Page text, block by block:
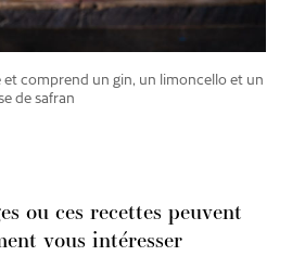
et comprend un gin, un limoncello et un
de safran
ou ces recettes peuvent
vous intéresser